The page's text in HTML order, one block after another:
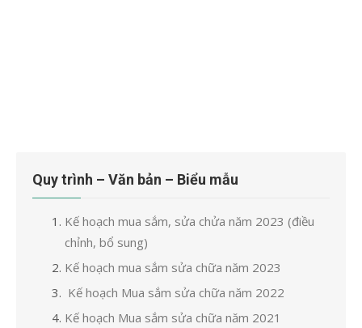
Quy trình – Văn bản – Biểu mẫu
Kế hoạch mua sắm, sửa chửa năm 2023 (điều
chỉnh, bổ sung)
Kế hoạch mua sắm sửa chữa năm 2023
Kế hoạch Mua sắm sửa chữa năm 2022
Kế hoạch Mua sắm sửa chữa năm 2021